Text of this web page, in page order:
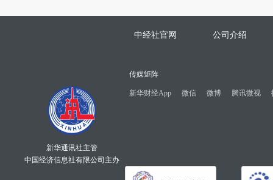
中经社官网 公司介绍
新华通讯社主管
中国经济信息社有限公司主办
传媒矩阵
新华财经App 微信 微博 腾讯微视